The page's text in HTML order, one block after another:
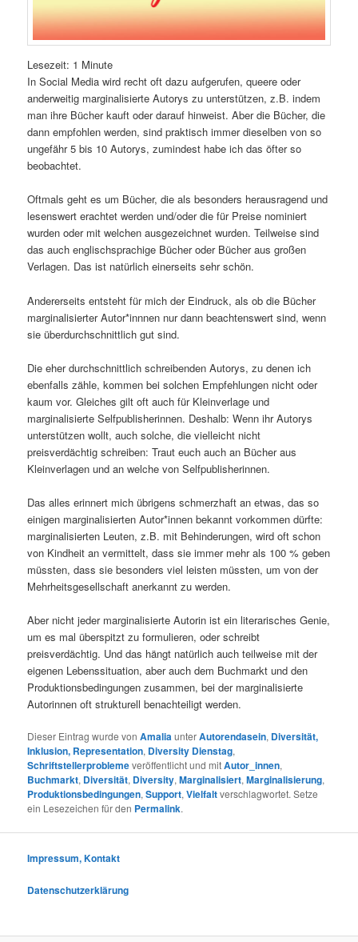
Lesezeit: 1 Minute
In Social Media wird recht oft dazu aufgerufen, queere oder
anderweitig margi­nalisierte Autorys zu unterstützen, z.B. indem
man ihre Bücher kauft oder darauf hinweist. Aber die Bücher, die
dann empfoh­len werden, sind praktisch immer dieselben von so
ungefähr 5 bis 10 Autorys, zumindest habe ich das öfter so
beobachtet.
Oftmals geht es um Bücher, die als besonders herausragend und
lesenswert erachtet werden und/oder die für Preise nomi­niert
wurden oder mit welchen ausgezeichnet wurden. Teilwei­se sind
das auch englischsprachige Bücher oder Bücher aus großen
Verlagen. Das ist natürlich einerseits sehr schön.
Andererseits entsteht für mich der Eindruck, als ob die Bücher
marginalisierter Autor*innnen nur dann beachtenswert sind, wenn
sie überdurchschnittlich gut sind.
Die eher durch­schnittlich schreibenden Autorys, zu denen ich
ebenfalls zähle, kommen bei solchen Empfehlungen nicht oder
kaum vor. Gleiches gilt oft auch für Kleinverlage und
marginalisierte Selfpublisherinnen. Deshalb: Wenn ihr Autorys
unterstützen wollt, auch solche, die vielleicht nicht
preisverdächtig schreiben: Traut euch auch an Bücher aus
Kleinverlagen und an welche von Selfpublisherinnen.
Das alles erinnert mich übrigens schmerzhaft an etwas, das so
einigen marginalisierten Autor*innen bekannt vorkommen dürfte:
marginalisierten Leuten, z.B. mit Behinderungen, wird oft schon
von Kindheit an vermittelt, dass sie immer mehr als 100 % geben
müssten, dass sie besonders viel leisten müssten, um von der
Mehrheitsgesellschaft anerkannt zu werden.
Aber nicht jeder marginalisierte Autorin ist ein literarisches Genie,
um es mal überspitzt zu formulieren, oder schreibt
preisverdächtig. Und das hängt natürlich auch teilweise mit der
eigenen Lebenssituation, aber auch dem Buchmarkt und den
Produktionsbedingungen zusammen, bei der marginalisierte
Autorinnen oft strukturell benachteiligt werden.
Dieser Eintrag wurde vonAmaliaunterAutorendasein, Diversität,
Inklusion, Representation, Diversity Dienstag,
Schriftstellerproblemeveröffentlicht und mitAutor_innen,
Buchmarkt, Diversität, Diversity,Marginalisiert,Marginalisierung,
Produktionsbedingungen,Support,Vielfaltverschlagwortet. Setze
ein Lesezeichen für den Permalink.
Impressum, Kontakt
Datenschutzerklärung